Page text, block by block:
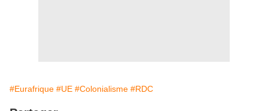
#Eurafrique #UE #Colonialisme #RDC